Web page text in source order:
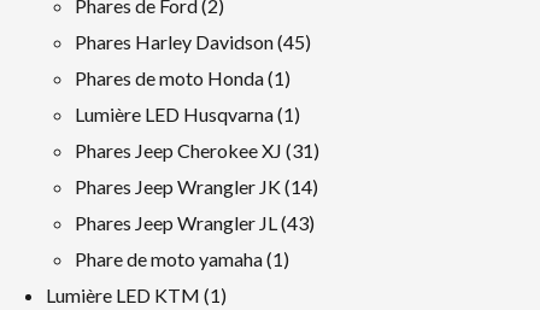
Phares de Ford 2
produits
Phares Harley Davidson 4545
Phares de moto Honda 11
produit
Lumière LED Husqvarna 11
produit
Phares Jeep Cherokee XJ 3131
produits
Phares Jeep Wrangler JK 1414
produits
Phares Jeep Wrangler JL 4343
Phare de moto yamaha 11
Lumière LED KTM 11